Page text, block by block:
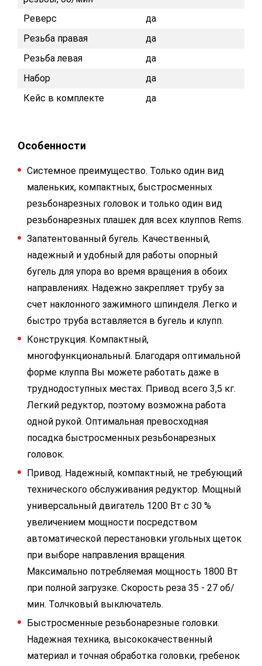
Реверс
да
Резьба правая
да
Резьба левая
да
Набор
да
Кейс в комплекте
да
Особенности
Системное преимущество. Только один вид
маленьких, компактных, быстросменных
резьбонарезных головок и только один вид
резьбонарезных плашек для всех клуппов Rems.
Запатентованный бугель. Качественный,
надежный и удобный для работы опорный
бугель для упора во время вращения в обоих
направлениях. Надежно закрепляет трубу за
счет наклонного зажимного шпинделя. Легко и
быстро труба вставляется в бугель и клупп.
Конструкция. Компактный,
многофункциональный. Благодаря оптимальной
форме клуппа Вы можете работать даже в
труднодоступных местах. Привод всего 3,5 кг.
Легкий редуктор, поэтому возможна работа
одной рукой. Оптимальная превосходная
посадка быстросменных резьбонарезных
головок.
Привод. Надежный, компактный, не требующий
технического обслуживания редуктор. Мощный
универсальный двигатель 1200 Вт с 30 %
увеличением мощности посредством
автоматической перестановки угольных щеток
при выборе направления вращения.
Максимально потребляемая мощность 1800 Вт
при полной загрузке. Скорость реза 35 - 27 об/
мин. Толчковый выключатель.
Быстросменные резьбонарезные головки.
Надежная техника, высококачественный
материал и точная обработка головки, гребенок